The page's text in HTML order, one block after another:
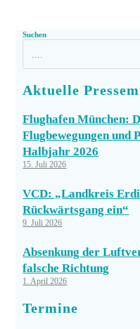
Suchen
Aktuelle
Flughafen München:
Flugbewegungen und
Halbjahr 2026
15. Juli 2026
VCD: „Landkreis
Rückwärtsgang ein“
9. Juli 2026
Absenkung der
falsche Richtung
1. April 2026
Termine